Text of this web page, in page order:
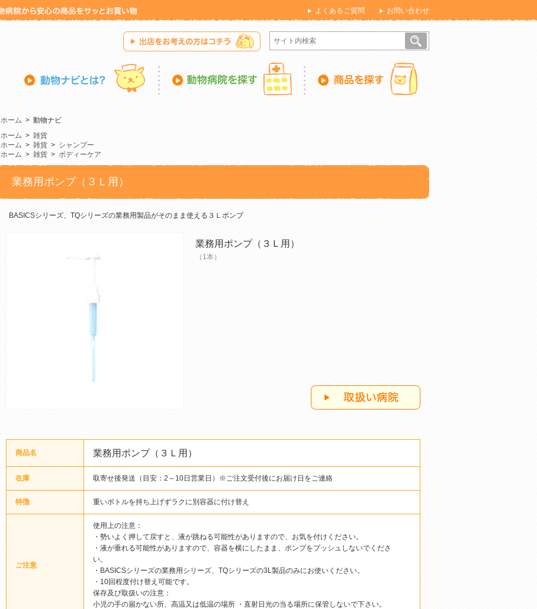
よくあるご質問 お問い合わせ
ホーム > 動物ナビ
ホーム > 雑貨
ホーム > 雑貨 > シャンプー
ホーム > 雑貨 > ボディーケア
業務用ポンプ（３Ｌ用）
BASICSシリーズ、TQシリーズの業務用製品がそのまま使える３Ｌポンプ
業務用ポンプ（３Ｌ用）
（1本）
商品名 業務用ポンプ（３Ｌ用）
在庫 取寄せ後発送（目安：2～10日営業日）※ご注文受付後にお届け日をご連絡
特徴 重いボトルを持ち上げずラクに別容器に付け替え
ご注意
使用上の注意：
・勢いよく押して戻すと、液が跳ねる可能性がありますので、お気を付けください。
・液が垂れる可能性がありますので、容器を横にしたまま、ポンプをプッシュしないでくださ
い。
・BASICSシリーズの業務用シリーズ、TQシリーズの3L製品のみにお使いください。
・10回程度付け替え可能です。
保存及び取扱いの注意：
小児の手の届かない所、高温又は低温の場所 ・直射日光の当る場所に保管しないで下さい。